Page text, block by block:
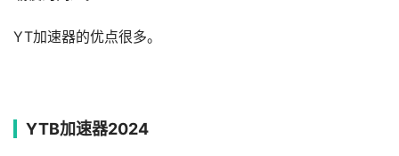
YT加速器的优点很多。
YTB加速器2024